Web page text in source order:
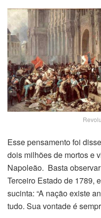
Esse pensamento foi
dois milhões de mortos e
Napoleão. Basta
Terceiro Estado de 1789,
sucinta: “A nação existe
tudo. Sua vontade é